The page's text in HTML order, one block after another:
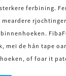
ferbining.
mei de hân tape
of foar it